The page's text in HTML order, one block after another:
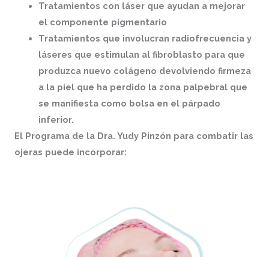
Tratamientos con láser que ayudan a mejorar
el componente pigmentario
Tratamientos que involucran radiofrecuencia y
láseres que estimulan al fibroblasto para que
produzca nuevo colágeno devolviendo firmeza
a la piel que ha perdido la zona palpebral que
se manifiesta como bolsa en el párpado
inferior.
El Programa de la Dra. Yudy Pinzón para combatir las
ojeras puede incorporar: